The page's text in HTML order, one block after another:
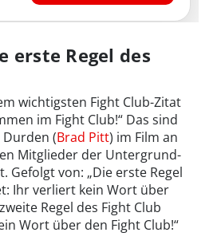
erste Regel des
wichtigsten Fight Club-Zitat
im Fight Club!“ Das sind
(Brad Pitt) im Film an
Mitglieder der Untergrund-
Gefolgt von: „Die erste Regel
Ihr verliert kein Wort über
Regel des Fight Club
Wort über den Fight Club!“